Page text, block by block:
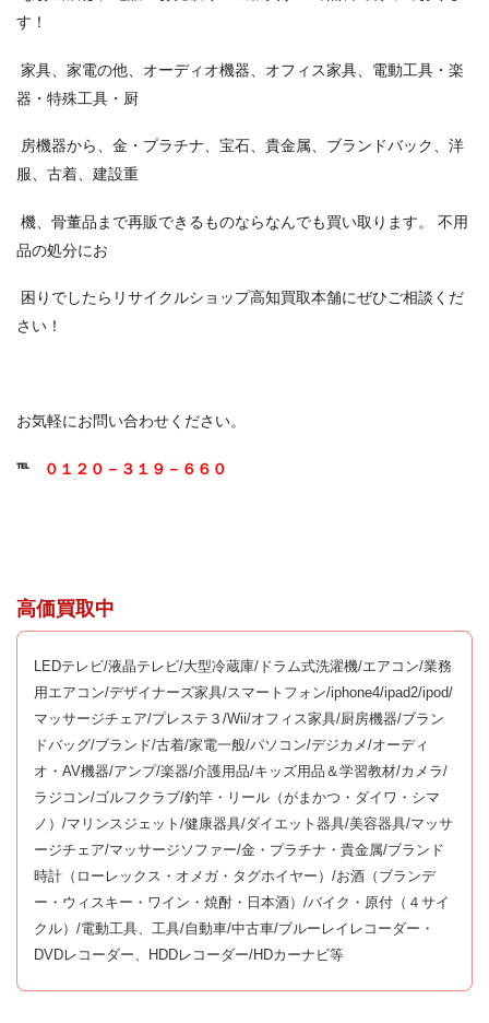
す！
家具、家電の他、オーディオ機器、オフィス家具、電動工具・楽
器・特殊工具・厨
房機器から、金・プラチナ、宝石、貴金属、ブランドバック、洋
服、古着、建設重
機、骨董品まで再販できるものならなんでも買い取ります。 不用
品の処分にお
困りでしたらリサイクルショップ高知買取本舗にぜひご相談くだ
さい！
お気軽にお問い合わせください。
℡ ０１２０－３１９－６６０
高価買取中
LEDテレビ/液晶テレビ/大型冷蔵庫/ドラム式洗濯機/エアコン/業務
用エアコン/デザイナーズ家具/スマートフォン/iphone4/ipad2/ipod/
マッサージチェア/プレステ３/Wii/オフィス家具/厨房機器/ブラン
ドバッグ/ブランド/古着/家電一般/パソコン/デジカメ/オーディ
オ・AV機器/アンプ/楽器/介護用品/キッズ用品＆学習教材/カメラ/
ラジコン/ゴルフクラブ/釣竿・リール（がまかつ・ダイワ・シマ
ノ）/マリンスジェット/健康器具/ダイエット器具/美容器具/マッサ
ージチェア/マッサージソファー/金・プラチナ・貴金属/ブランド
時計（ローレックス・オメガ・タグホイヤー）/お酒（ブランデ
ー・ウィスキー・ワイン・焼酎・日本酒）/バイク・原付（４サイ
クル）/電動工具、工具/自動車/中古車/ブルーレイレコーダー・
DVDレコーダー、HDDレコーダー/HDカーナビ等